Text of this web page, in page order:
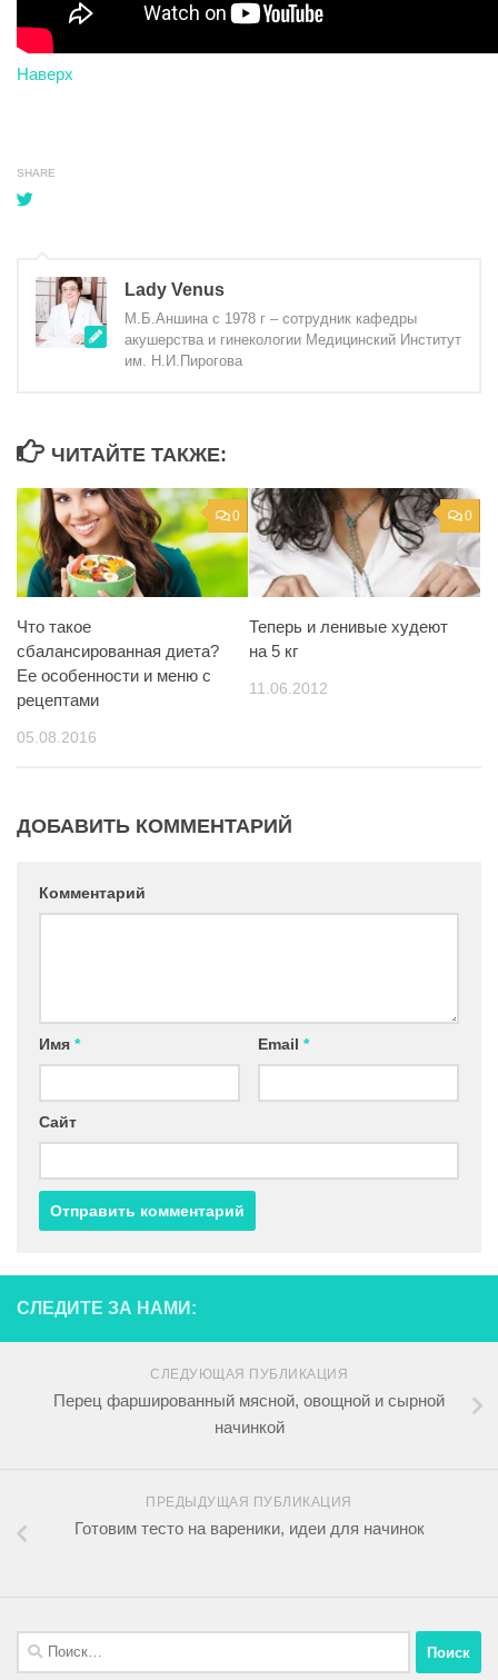
Наверх
SHARE
Lady Venus
М.Б.Аншина с 1978 г – сотрудник кафедры
акушерства и гинекологии Медицинский Институт
им. Н.И.Пирогова
ЧИТАЙТЕ ТАКЖЕ:
0
Что такое
сбалансированная диета?
Ее особенности и меню с
рецептами
05.08.2016
0
Теперь и ленивые худеют
на 5 кг
11.06.2012
ДОБАВИТЬ КОММЕНТАРИЙ
Комментарий
Имя * Email *
Сайт
СЛЕДИТЕ ЗА НАМИ:
СЛЕДУЮЩАЯ ПУБЛИКАЦИЯ
Перец фаршированный мясной, овощной и сырной
начинкой
ПРЕДЫДУЩАЯ ПУБЛИКАЦИЯ
Готовим тесто на вареники, идеи для начинок